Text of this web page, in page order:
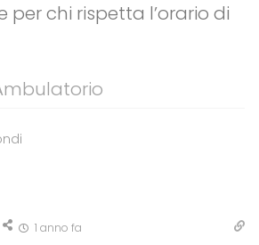
per chi rispetta l’orario di
1 anno fa